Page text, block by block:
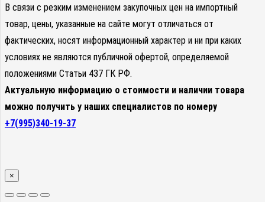
В связи с резким изменением закупочных цен на импортный
товар, цены, указанные на сайте могут отличаться от
фактических, носят информационный характер и ни при каких
условиях не являются публичной офертой, определяемой
положениями Статьи 437 ГК РФ.
Актуальную информацию о стоимости и наличии товара
можно получить у наших специалистов по номеру
+7(995)340-19-37
×